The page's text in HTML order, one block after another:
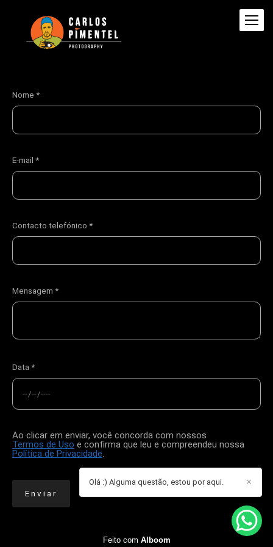
Nome *
E-mail *
Contacto telefónico *
Mensagem *
Data *
Ao clicar em enviar, você concorda com nossos
Termos de Uso e confirma que leu e compreendeu nossa
Política de Privacidade.
Enviar
✕
Olá :) Alguma questão, estou por aqui.
Feito com Alboom